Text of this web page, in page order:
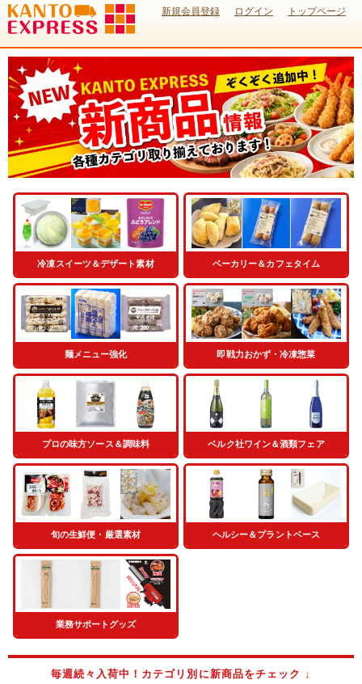
新規会員登録 ログイン トップページ
冷凍スイーツ＆デザート素材 ベーカリー＆カフェタイム
麺メニュー強化 即戦力おかず・冷凍惣菜
プロの味方ソース＆調味料 ベルク社ワイン＆酒類フェア
旬の生鮮便・厳選素材 ヘルシー＆プラントベース
業務サポートグッズ
毎週続々入荷中！カテゴリ別に新商品をチェック ↓